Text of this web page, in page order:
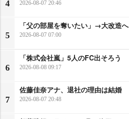
4 2026-08-07 20:46
5
「父の部屋を奪いたい」→大改造へ
2026-08-07 07:00
6
「株式会社嵐」5人のFC出そろう
2026-08-08 09:17
7
佐藤佳奈アナ、退社の理由は結婚
2026-08-07 20:48